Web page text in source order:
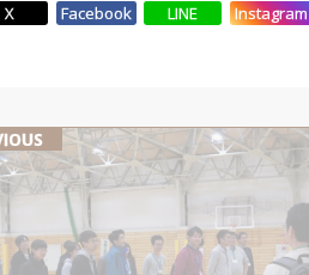
X Facebook LINE Instagram